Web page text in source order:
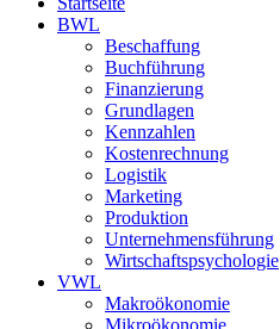
BWL
Beschaffung
Buchführung
Finanzierung
Grundlagen
Kennzahlen
Kostenrechnung
Logistik
Marketing
Produktion
Unternehmensführung
Wirtschaftspsychologie
VWL
Makroökonomie
Mikroökonomie